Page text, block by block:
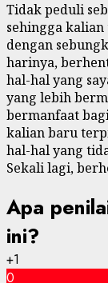
Tidak peduli
sehingga
dengan
harinya,
hal-hal yang
yang lebih
bermanfaat
kalian baru
hal-hal yang
Sekali lagi,
Apa
ini?
+1
0